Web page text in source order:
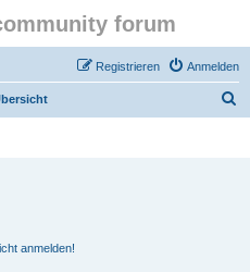
forum
Anmelden
Registrieren
anmelden!